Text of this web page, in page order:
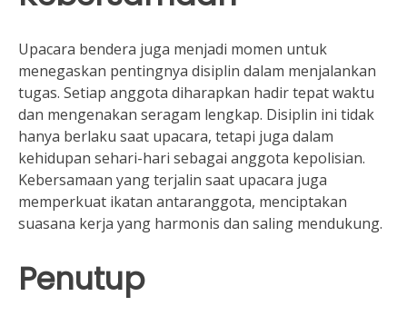
Upacara bendera juga menjadi momen untuk
menegaskan pentingnya disiplin dalam menjalankan
tugas. Setiap anggota diharapkan hadir tepat waktu
dan mengenakan seragam lengkap. Disiplin ini tidak
hanya berlaku saat upacara, tetapi juga dalam
kehidupan sehari-hari sebagai anggota kepolisian.
Kebersamaan yang terjalin saat upacara juga
memperkuat ikatan antaranggota, menciptakan
suasana kerja yang harmonis dan saling mendukung.
Penutup